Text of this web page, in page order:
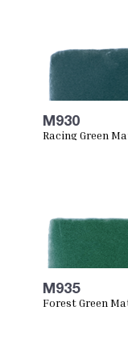
M930
Racing Green
M935
Forest Green